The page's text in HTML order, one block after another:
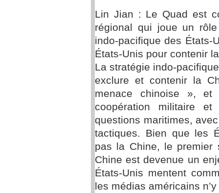
Lin Jian : Le Quad est
régional qui joue un
indo-pacifique des États-
États-Unis pour contenir
La stratégie indo-
exclure et contenir la
menace chinoise »,
coopération militaire
questions maritimes,
tactiques. Bien que les
pas la Chine, le
Chine est devenue un
États-Unis mentent
les médias américains